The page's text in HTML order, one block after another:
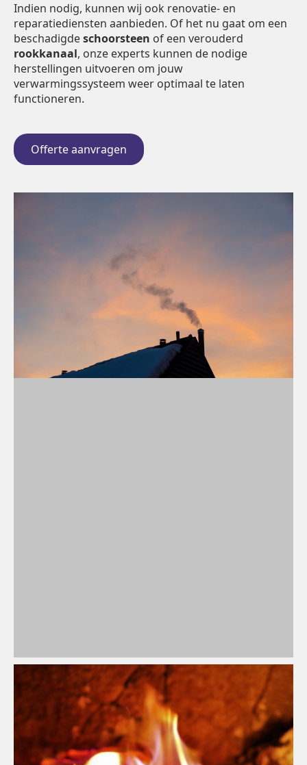
Indien nodig, kunnen wij ook renovatie- en
reparatiediensten aanbieden. Of het nu gaat om een
beschadigdeschoorsteen of een verouderd
rookkanaal, onze experts kunnen de nodige
herstellingen uitvoeren om jouw
verwarmingssysteem weer optimaal te laten
functioneren.
Offerte aanvragen